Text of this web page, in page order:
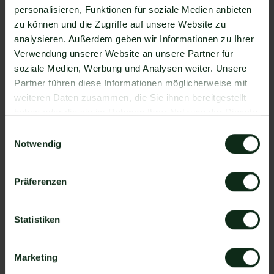
personalisieren, Funktionen für soziale Medien anbieten
zu können und die Zugriffe auf unsere Website zu
analysieren. Außerdem geben wir Informationen zu Ihrer
Verwendung unserer Website an unsere Partner für
soziale Medien, Werbung und Analysen weiter. Unsere
Partner führen diese Informationen möglicherweise mit
weiteren Daten zusammen, die Sie ihnen bereitgestellt
Notwendig
Präferenzen
Statistiken
Marketing
natürlich auch Contactout !
Da der Einrichtungsprozess der Integration je nach
dem Anbieter der WhatsApp API Schnittstelle
differenziert, gibt es keine allgemein gültige
Anleitung. Wir zeigen Ihnen im Folgenden, wie die
Einrichtung der Integration von Contactout und
Contactout und WhatsApp
Account und Mateo Konto hinzufügen
Schritt 2: Eine der Apps (Contactout oder Mateo)
Schritt 4: Die Handlung, die ausgeführt werden